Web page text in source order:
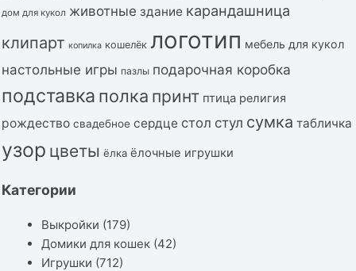
дом для кукол животные здание карандашница
клипарт копилка кошелёк логотип мебель для кукол
настольные игры пазлы подарочная коробка
подставка полка принт птица религия
рождество свадебное сердце стол стул сумка табличка
узор цветы ёлка ёлочные игрушки
Категории
Выкройки (179)
Домики для кошек (42)
Игрушки (712)